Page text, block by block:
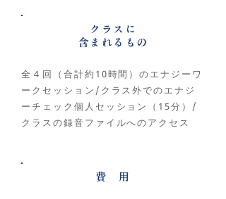
クラスに
​含まれるもの
全４回（合計約10時間）のエナジーワ
ークセッション/クラス外でのエナジ
ーチェック個人セッション（15分）/
クラスの録音ファイルへのアクセス
費 用